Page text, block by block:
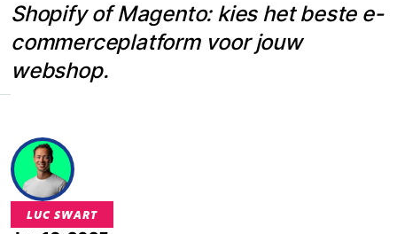
Shopify of Magento: kies het beste e-
commerceplatform voor jouw
webshop.
LUC SWART